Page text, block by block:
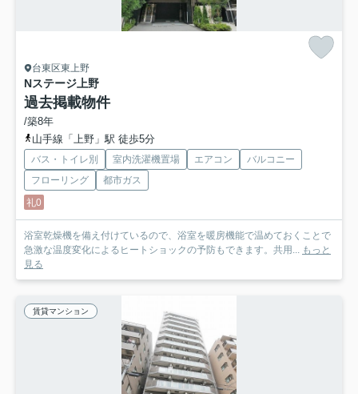
台東区東上野
Nステージ上野
過去掲載物件
/築8年
山手線「上野」駅 徒歩5分
バス・トイレ別 室内洗濯機置場 エアコン
バルコニー
フローリング
都市ガス
礼0
浴室乾燥機を備え付けているので、浴室を暖房機能で温めておくことで
急激な温度変化によるヒートショックの予防もできます。共用... もっと
見る
賃貸マンション